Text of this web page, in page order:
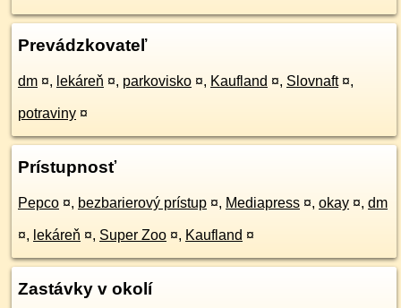
Prevádzkovateľ
dm ¤, lekáreň ¤, parkovisko ¤, Kaufland ¤, Slovnaft ¤,
potraviny ¤
Prístupnosť
Pepco ¤, bezbarierový prístup ¤, Mediapress ¤, okay ¤, dm
¤, lekáreň ¤, Super Zoo ¤, Kaufland ¤
Zastávky v okolí